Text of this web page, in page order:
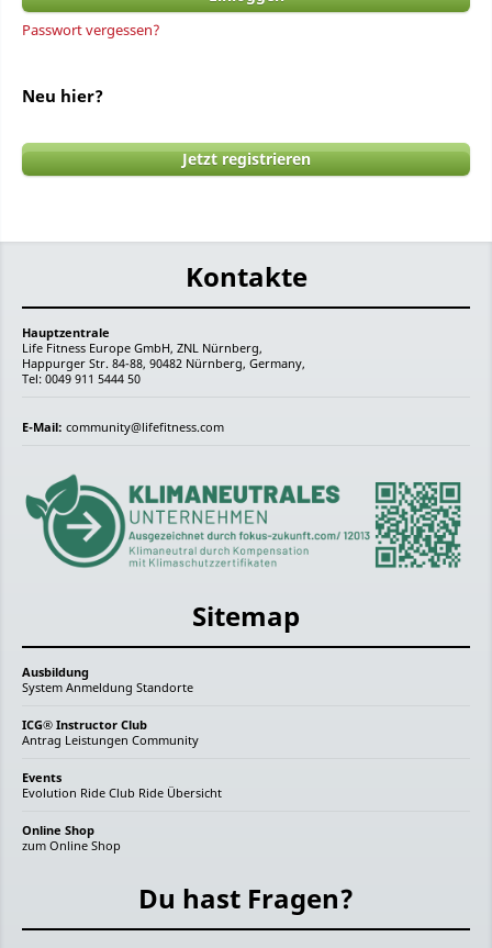
Passwort vergessen?
Neu hier?
Jetzt registrieren
Kontakte
Hauptzentrale
Life Fitness Europe GmbH, ZNL Nürnberg,
Happurger Str. 84-88, 90482 Nürnberg, Germany,
Tel: 0049 911 5444 50
E-Mail: community@lifefitness.com
Sitemap
Ausbildung
System Anmeldung Standorte
ICG® Instructor Club
Antrag Leistungen Community
Events
Evolution Ride Club Ride Übersicht
Online Shop
zum Online Shop
Du hast Fragen?